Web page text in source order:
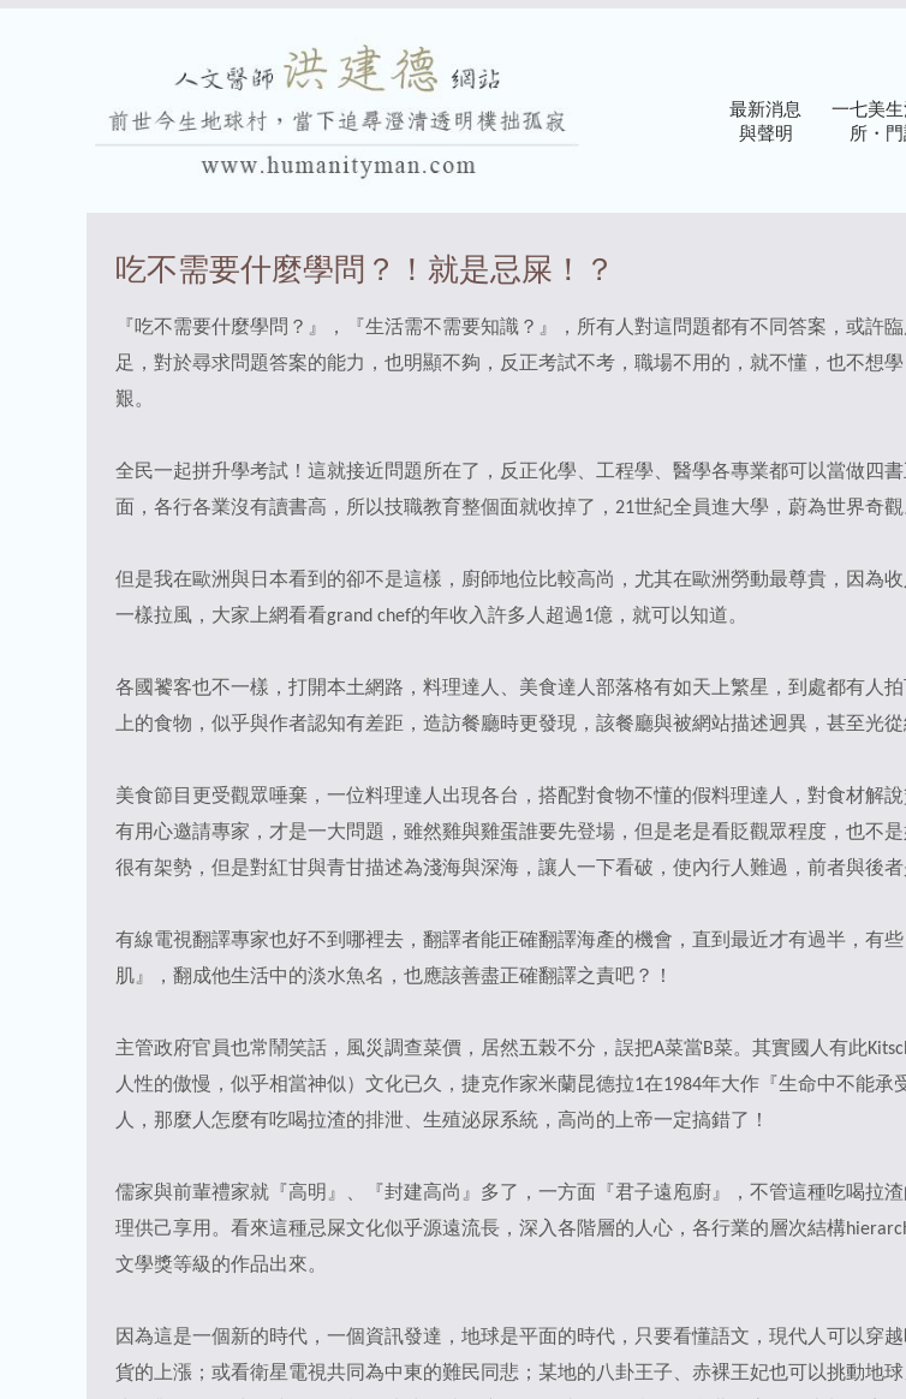
最新消息
與聲明
一七美
所・
吃不需要什麼學問？！就是忌屎！？
『吃不需要什麼學問？』，『生活需不需要知識？』，所有人對這問題都有不同答案，或許
足，對於尋求問題答案的能力，也明顯不夠，反正考試不考，職場不用的，就不懂，也不想
艱。
全民一起拼升學考試！這就接近問題所在了，反正化學、工程學、醫學各專業都可以當做四
面，各行各業沒有讀書高，所以技職教育整個面就收掉了，21世紀全員進大學，蔚為世界奇觀
但是我在歐洲與日本看到的卻不是這樣，廚師地位比較高尚，尤其在歐洲勞動最尊貴，因為
一樣拉風，大家上網看看grand chef的年收入許多人超過1億，就可以知道。
各國饕客也不一樣，打開本土網路，料理達人、美食達人部落格有如天上繁星，到處都有人
上的食物，似乎與作者認知有差距，造訪餐廳時更發現，該餐廳與被網站描述迥異，甚至光
美食節目更受觀眾唾棄，一位料理達人出現各台，搭配對食物不懂的假料理達人，對食材解
有用心邀請專家，才是一大問題，雖然雞與雞蛋誰要先登場，但是老是看貶觀眾程度，也不
很有架勢，但是對紅甘與青甘描述為淺海與深海，讓人一下看破，使內行人難過，前者與後
有線電視翻譯專家也好不到哪裡去，翻譯者能正確翻譯海產的機會，直到最近才有過半，有
肌』，翻成他生活中的淡水魚名，也應該善盡正確翻譯之責吧？！
主管政府官員也常鬧笑話，風災調查菜價，居然五榖不分，誤把A菜當B菜。其實國人有此
人性的傲慢，似乎相當神似）文化已久，捷克作家米蘭昆德拉1在1984年大作『生命中不能
人，那麼人怎麼有吃喝拉渣的排泄、生殖泌尿系統，高尚的上帝一定搞錯了！
儒家與前輩禮家就『高明』、『封建高尚』多了，一方面『君子遠庖廚』，不管這種吃喝拉
理供己享用。看來這種忌屎文化似乎源遠流長，深入各階層的人心，各行業的層次結構
文學獎等級的作品出來。
因為這是一個新的時代，一個資訊發達，地球是平面的時代，只要看懂語文，現代人可以穿
貨的上漲；或看衛星電視共同為中東的難民同悲；某地的八卦王子、赤裸王妃也可以挑動地